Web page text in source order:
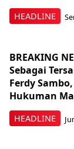
HEADLINE
HEADLINE
BREAKING
Sebagai
Ferdy
Hukuman